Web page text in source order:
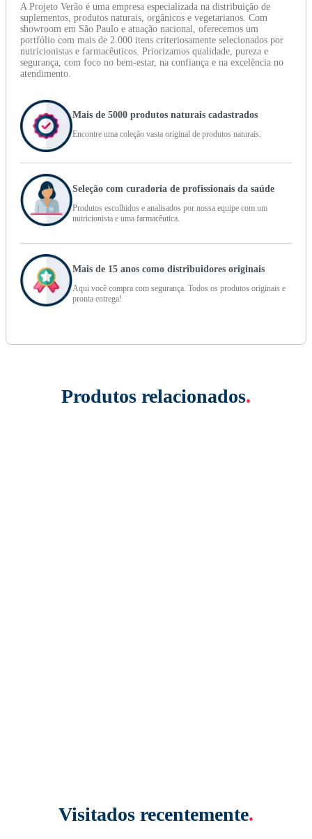
A Projeto Verão é uma empresa especializada na distribuição de
suplementos, produtos naturais, orgânicos e vegetarianos. Com
showroom em São Paulo e atuação nacional, oferecemos um
portfólio com mais de 2.000 itens criteriosamente selecionados por
nutricionistas e farmacêuticos. Priorizamos qualidade, pureza e
segurança, com foco no bem-estar, na confiança e na excelência no
atendimento.
Mais de 5000 produtos naturais cadastrados
Encontre uma coleção vasta original de produtos naturais.
Seleção com curadoria de profissionais da saúde
Produtos escolhidos e analisados por nossa equipe com um
nutricionista e uma farmacêutica.
Mais de 15 anos como distribuidores originais
Aqui você compra com segurança. Todos os produtos originais e
pronta entrega!
Produtos relacionados.
Visitados recentemente.